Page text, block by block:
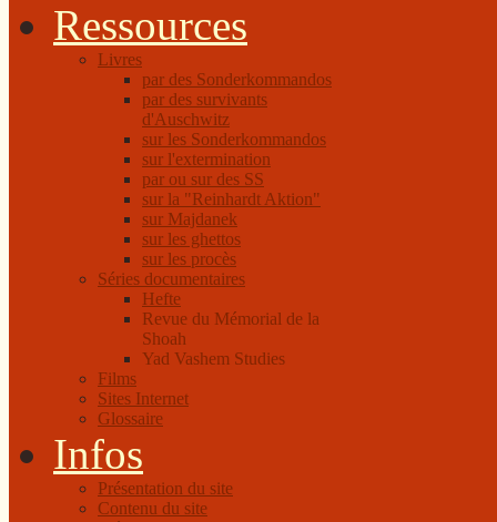
Ressources
Livres
par des Sonderkommandos
par des survivants
d'Auschwitz
sur les Sonderkommandos
sur l'extermination
par ou sur des SS
sur la "Reinhardt Aktion"
sur Majdanek
sur les ghettos
sur les procès
Séries documentaires
Hefte
Revue du Mémorial de la
Shoah
Yad Vashem Studies
Films
Sites Internet
Glossaire
Infos
Présentation du site
Contenu du site